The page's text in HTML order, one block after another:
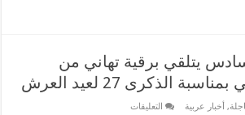
يتلقي برقية تهاني من
الذكرى 27 لعيد العرش
, أخبار عربية التعليقات